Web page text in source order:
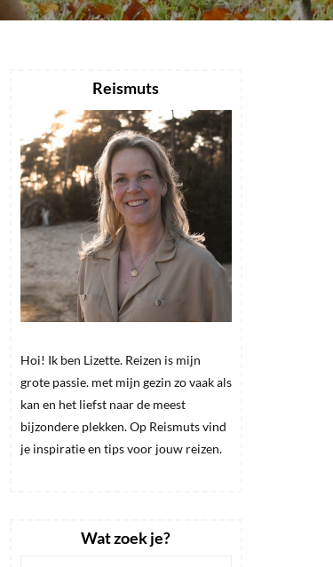
Reismuts
Hoi! Ik ben Lizette. Reizen is mijn
grote passie. met mijn gezin zo vaak als
kan en het liefst naar de meest
bijzondere plekken. Op Reismuts vind
je inspiratie en tips voor jouw reizen.
Wat zoek je?